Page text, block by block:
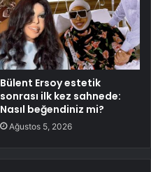
Bülent Ersoy estetik
sonrası ilk kez sahnede:
Nasıl beğendiniz mi?
Ağustos 5, 2026